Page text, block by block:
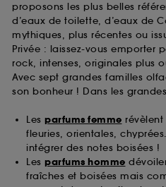
proposons les plus belles
d’eaux de toilette, d’eaux de
mythiques, plus récentes ou
Privée : laissez-vous emporter
rock, intenses, originales plus
Avec sept grandes familles
son bonheur ! Dans les
Les parfums femme
fleuries, orientales,
intégrer des notes boisées !
Les parfums homme
fraîches et boisées mais